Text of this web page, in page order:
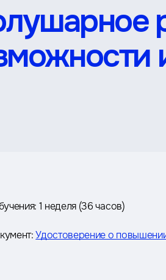
1 неделя (36 часов)
Удостоверение о